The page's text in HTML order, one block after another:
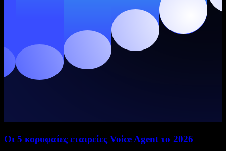
Οι 5 κορυφαίες εταιρείες Voice Agent το 2026